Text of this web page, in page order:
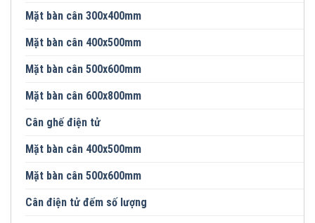
Mặt bàn cân 300x400mm
Mặt bàn cân 400x500mm
Mặt bàn cân 500x600mm
Mặt bàn cân 600x800mm
Cân ghế điện tử
Mặt bàn cân 400x500mm
Mặt bàn cân 500x600mm
Cân điện tử đếm số lượng